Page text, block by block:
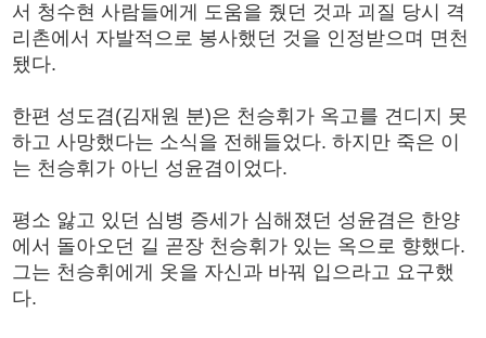
서 청수현 사람들에게 도움을 줬던 것과 괴질 당시 격
리촌에서 자발적으로 봉사했던 것을 인정받으며 면천
됐다.
한편 성도겸(김재원 분)은 천승휘가 옥고를 견디지 못
하고 사망했다는 소식을 전해들었다. 하지만 죽은 이
는 천승휘가 아닌 성윤겸이었다.
평소 앓고 있던 심병 증세가 심해졌던 성윤겸은 한양
에서 돌아오던 길 곧장 천승휘가 있는 옥으로 향했다.
그는 천승휘에게 옷을 자신과 바꿔 입으라고 요구했
다.